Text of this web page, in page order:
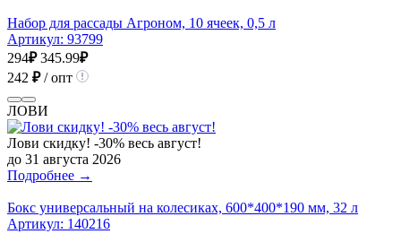
Набор для рассады Агроном, 10 ячеек, 0,5 л
Артикул: 93799
294₽ 345.99₽
242 ₽/ опт
ЛОВИ
Лови скидку! -30% весь август!
до 31 августа 2026
Подробнее →
Бокс универсальный на колесиках, 600*400*190 мм, 32 л
Артикул: 140216